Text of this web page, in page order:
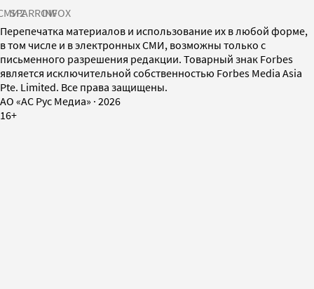
SPARROWINFOX
Перепечатка материалов и использование их в любой форме,
в том числе и в электронных СМИ, возможны только с
письменного разрешения редакции. Товарный знак Forbes
является исключительной собственностью Forbes Media Asia
Pte. Limited. Все права защищены.
AO «АС Рус Медиа» · 2026
16+